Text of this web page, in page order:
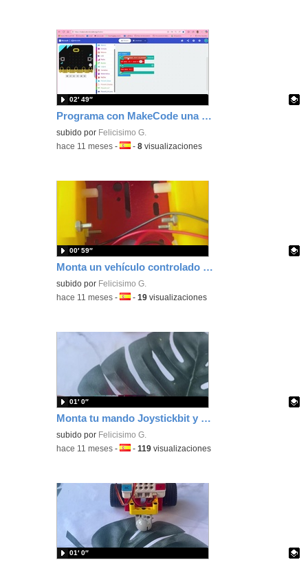
Programa con MakeCode una batidora con pulsador con Nezha y la placa microbit
Contenido educativo.
subido por Felicisimo G.
02′ 49″
-hace 11 meses -Idioma:
-8 visualizaciones
Monta un vehículo controlado con Joystickbit, con sus motores programando con Makecode tu placa microbit
Contenido educativo.
subido por Felicisimo G.
00′ 59″
-hace 11 meses -Idioma:
-19 visualizaciones
Monta tu mando Joystickbit y empieza a controlar tu robot programando con MakeCode tu placa microbit
Contenido educativo.
subido por Felicisimo G.
01′ 0″
-hace 11 meses -Idioma:
-119 visualizaciones
01′ 0″